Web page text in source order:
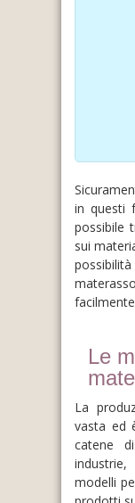
in questi
possibile
sui
Le
La
vasta ed
catene
modelli